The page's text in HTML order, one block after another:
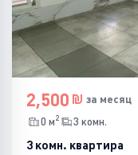
2,500
за месяц
0 м2 3 комн.
3 комн. квартира